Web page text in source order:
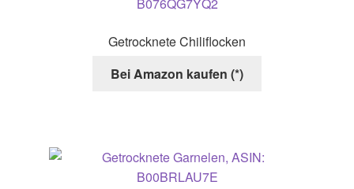
Getrocknete Chiliflocken
Bei Amazon kaufen (*)